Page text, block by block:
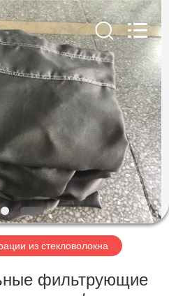
из стекловолокна
фильтрующие